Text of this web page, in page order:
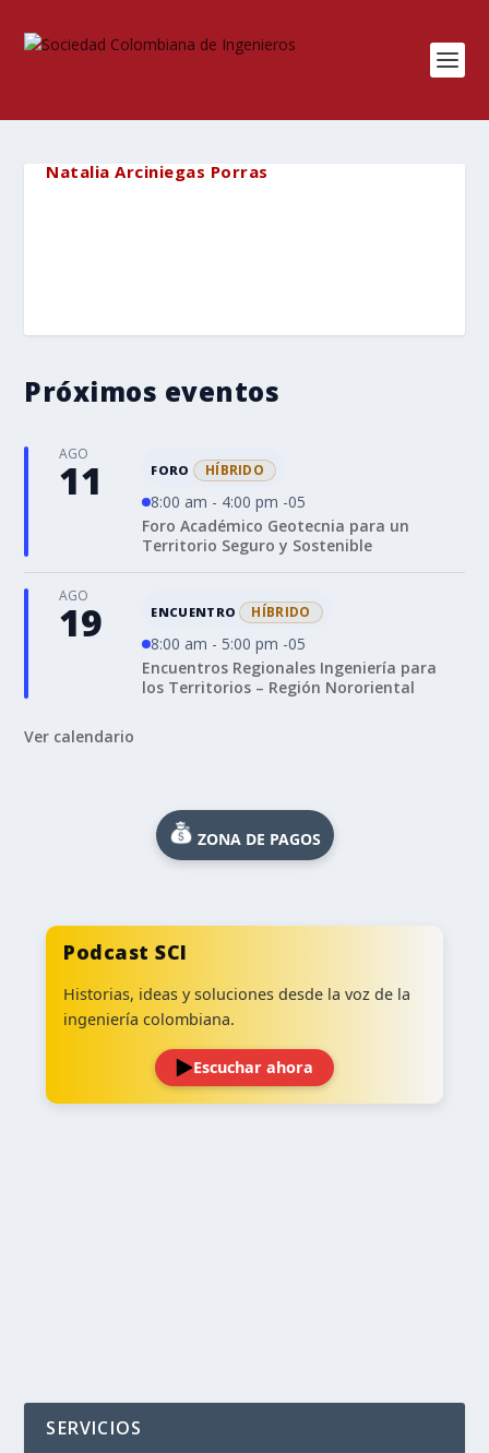
Natalia Arciniegas Porras
Próximos eventos
AGO
11 FORO HÍBRIDO
8:00 am - 4:00 pm -05
Foro Académico Geotecnia para un
Territorio Seguro y Sostenible
AGO
19 ENCUENTRO HÍBRIDO
8:00 am - 5:00 pm -05
Encuentros Regionales Ingeniería para
los Territorios – Región Nororiental
Ver calendario
ZONA DE PAGOS
Podcast SCI
Historias, ideas y soluciones desde la voz de la
ingeniería colombiana.
Escuchar ahora
SERVICIOS